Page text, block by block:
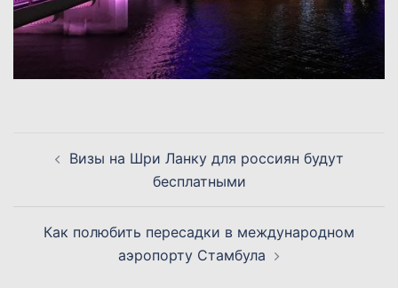
Визы на Шри Ланку для россиян будут
бесплатными
Как полюбить пересадки в международном
аэропорту Стамбула